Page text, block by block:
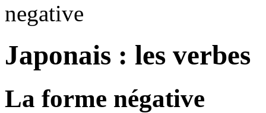
negative
Japonais : les verbes
La forme négative